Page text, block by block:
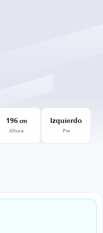
196cm
Altura
Izquierdo
Pie